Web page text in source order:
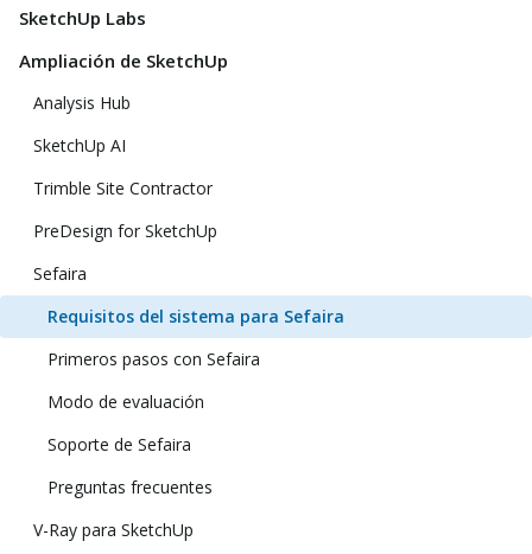
SketchUp Labs
Ampliación de SketchUp
Analysis Hub
SketchUp AI
Trimble Site Contractor
PreDesign for SketchUp
Sefaira
Requisitos del sistema para Sefaira
Primeros pasos con Sefaira
Modo de evaluación
Soporte de Sefaira
Preguntas frecuentes
V-Ray para SketchUp